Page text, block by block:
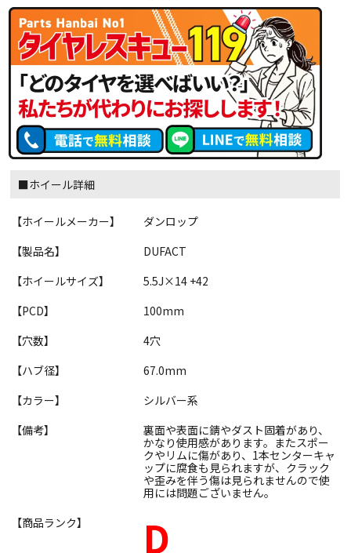
■ホイール詳細
【ホイールメーカー】
ダンロップ
【製品名】
DUFACT
【ホイールサイズ】
5.5J×14 +42
【PCD】
100mm
【穴数】
4穴
【ハブ径】
67.0mm
【カラー】
シルバー系
【備考】
裏面や表面に錆やダスト固着があり、
かなり使用感があります。またスポー
クやリムに傷があり、1本センターキャ
ップに腐食も見られますが、クラック
や歪みを伴う傷は見られませんので使
用には問題ございません。
【商品ランク】
D